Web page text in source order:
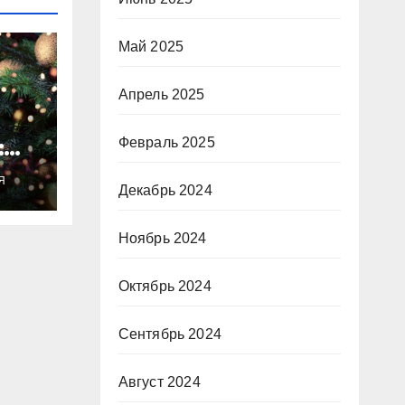
Май 2025
Апрель 2025
Февраль 2025
Декабрь 2024
Ноябрь 2024
Октябрь 2024
Сентябрь 2024
Август 2024